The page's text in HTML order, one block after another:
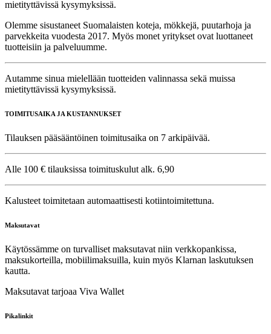
mietityttävissä kysymyksissä.
Olemme sisustaneet Suomalaisten koteja, mökkejä, puutarhoja ja
parvekkeita vuodesta 2017. Myös monet yritykset ovat luottaneet
tuotteisiin ja palveluumme.
Autamme sinua mielellään tuotteiden valinnassa sekä muissa
mietityttävissä kysymyksissä.
TOIMITUSAIKA JA KUSTANNUKSET
Tilauksen pääsääntöinen toimitusaika on 7 arkipäivää.
Alle 100 € tilauksissa toimituskulut alk. 6,90
Kalusteet toimitetaan automaattisesti kotiintoimitettuna.
Maksutavat
Käytössämme on turvalliset maksutavat niin verkkopankissa,
maksukorteilla, mobiilimaksuilla, kuin myös Klarnan laskutuksen
kautta.
Maksutavat tarjoaa Viva Wallet
Pikalinkit